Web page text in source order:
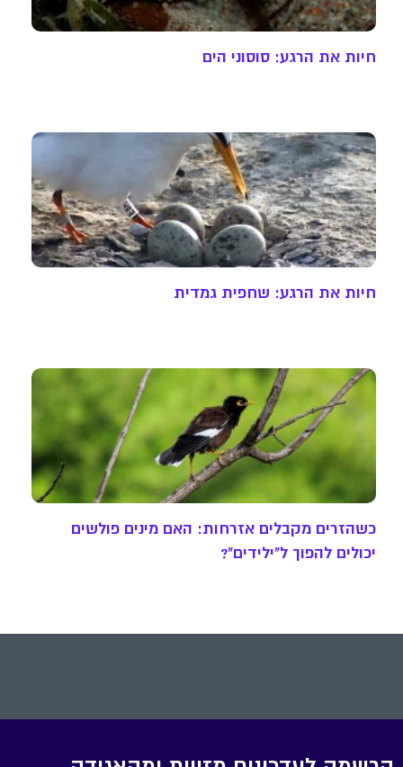
חיות את הרגע: סוסוני הים
חיות את הרגע: שחפית גמדית
כשהזרים מקבלים אזרחות: האם מינים פולשים
יכולים להפוך ל"ילידים"?